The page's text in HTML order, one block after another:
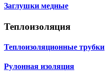
Заглушки медные
Теплоизоляция
Теплоизоляционные трубки
Рулонная изоляция